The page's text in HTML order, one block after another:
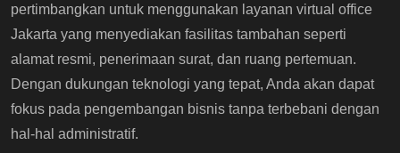
pertimbangkan untuk menggunakan layanan virtual office
Jakarta yang menyediakan fasilitas tambahan seperti
alamat resmi, penerimaan surat, dan ruang pertemuan.
Dengan dukungan teknologi yang tepat, Anda akan dapat
fokus pada pengembangan bisnis tanpa terbebani dengan
hal-hal administratif.